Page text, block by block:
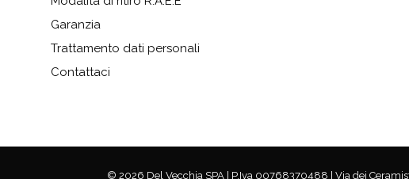
Garanzia
Trattamento dati personali
Contattaci
© 2026 Del Vecchia SPA | P.Iva 00768370488 | Via dei